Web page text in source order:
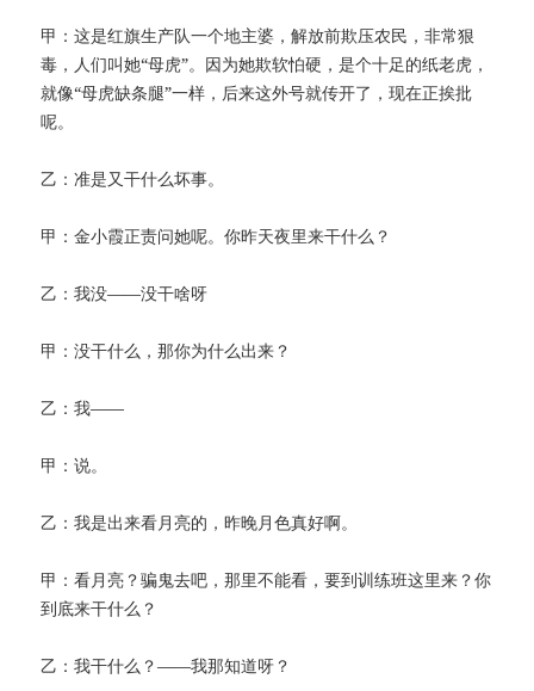
甲：这是红旗生产队一个地主婆，解放前欺压农民，非常狠
毒，人们叫她“母虎”。因为她欺软怕硬，是个十足的纸老虎，
就像“母虎缺条腿”一样，后来这外号就传开了，现在正挨批
呢。
乙：准是又干什么坏事。
甲：金小霞正责问她呢。你昨天夜里来干什么？
乙：我没——没干啥呀
甲：没干什么，那你为什么出来？
乙：我——
甲：说。
乙：我是出来看月亮的，昨晚月色真好啊。
甲：看月亮？骗鬼去吧，那里不能看，要到训练班这里来？你
到底来干什么？
乙：我干什么？——我那知道呀？